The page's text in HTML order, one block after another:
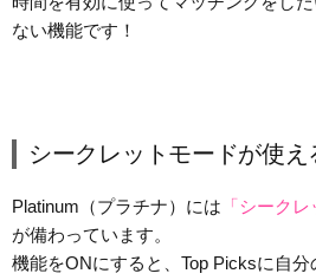
ない機能です！
シークレットモードが使え
Platinum（プラチナ）には 「シーク
が備わっています。
機能をONにすると、Top Picksに自